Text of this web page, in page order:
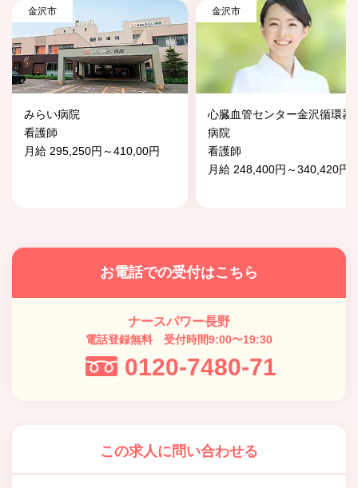
金沢市
みらい病院
看護師
月給 295,250円～410,00円
金沢市
心臓血管センター金沢循環器
病院
看護師
月給 248,400円～340,420円
お電話での受付はこちら
ナースパワー長野
電話登録無料 受付時間9:00〜19:30
0120-7480-71
この求人に問い合わせる